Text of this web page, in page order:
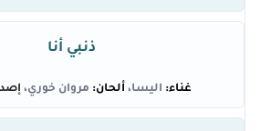
ذنبي أنا
اليسا مروان خوري